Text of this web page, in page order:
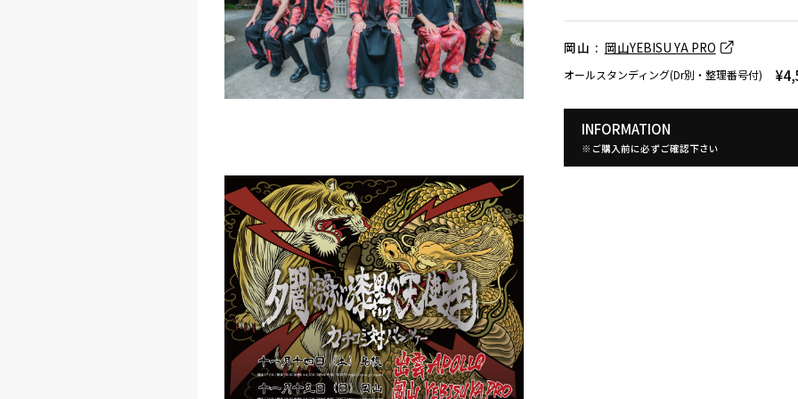
岡山 : 岡山YEBISU YA PRO
オールスタンディング(Dr別・整理番号付)
INFORMATION
※ご購入前に必ずご確認下さい